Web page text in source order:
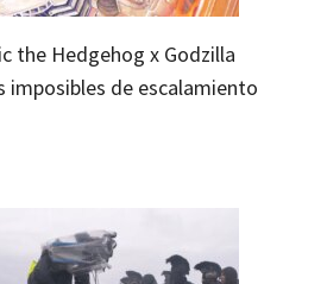
the Hedgehog x Godzilla
imposibles de escalamiento